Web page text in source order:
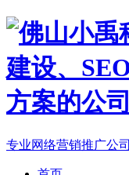
专业网络营销推广公司